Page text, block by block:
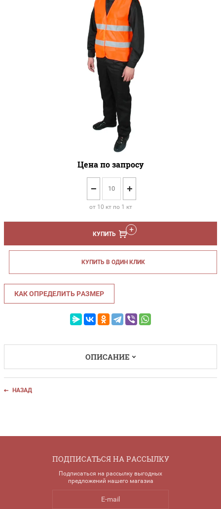
Цена по запросу
− +
от 10 кт по 1 кт
КУПИТЬ
КУПИТЬ В ОДИН КЛИК
КАК ОПРЕДЕЛИТЬ РАЗМЕР
ОПИСАНИЕ
НАЗАД
ПОДПИСАТЬСЯ НА РАССЫЛКУ
Подписаться на рассылку выгодных
предложений нашего магазиа